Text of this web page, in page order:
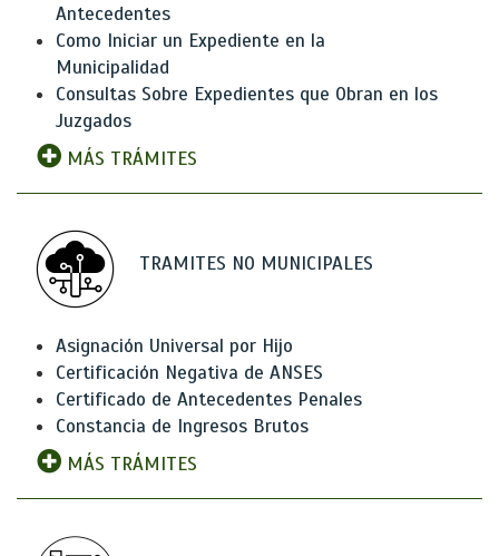
Antecedentes
Como Iniciar un Expediente en la
Municipalidad
Consultas Sobre Expedientes que Obran en los
Juzgados
MÁS TRÁMITES
TRAMITES NO MUNICIPALES
Asignación Universal por Hijo
Certificación Negativa de ANSES
Certificado de Antecedentes Penales
Constancia de Ingresos Brutos
MÁS TRÁMITES